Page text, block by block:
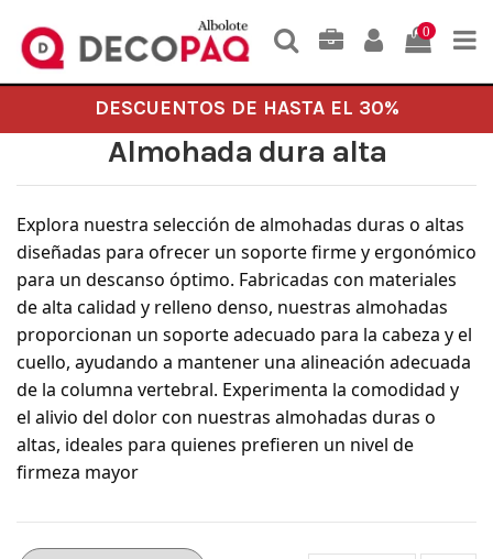
0
DESCUENTOS DE HASTA EL 30%
Almohada dura alta
Explora nuestra selección de almohadas duras o altas
diseñadas para ofrecer un soporte firme y ergonómico
para un descanso óptimo. Fabricadas con materiales
de alta calidad y relleno denso, nuestras almohadas
proporcionan un soporte adecuado para la cabeza y el
cuello, ayudando a mantener una alineación adecuada
de la columna vertebral. Experimenta la comodidad y
el alivio del dolor con nuestras almohadas duras o
altas, ideales para quienes prefieren un nivel de
firmeza mayor